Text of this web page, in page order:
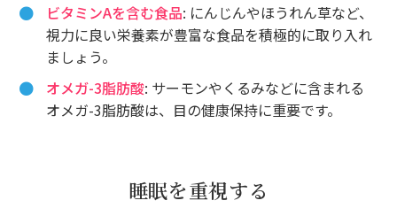
ビタミンAを含む食品: にんじんやほうれん草など、
視力に良い栄養素が豊富な食品を積極的に取り入れ
ましょう。
オメガ-3脂肪酸: サーモンやくるみなどに含まれる
オメガ-3脂肪酸は、目の健康保持に重要です。
睡眠を重視する